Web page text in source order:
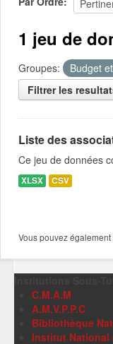
À propos
1 jeu de
Groupes: Budget
Filtrer les
Liste des
Ce jeu de données
XLSX CSV
Vous pouvez
C.M.A.M
A.M.V.P.P.C
Bibliothèque
Institut National